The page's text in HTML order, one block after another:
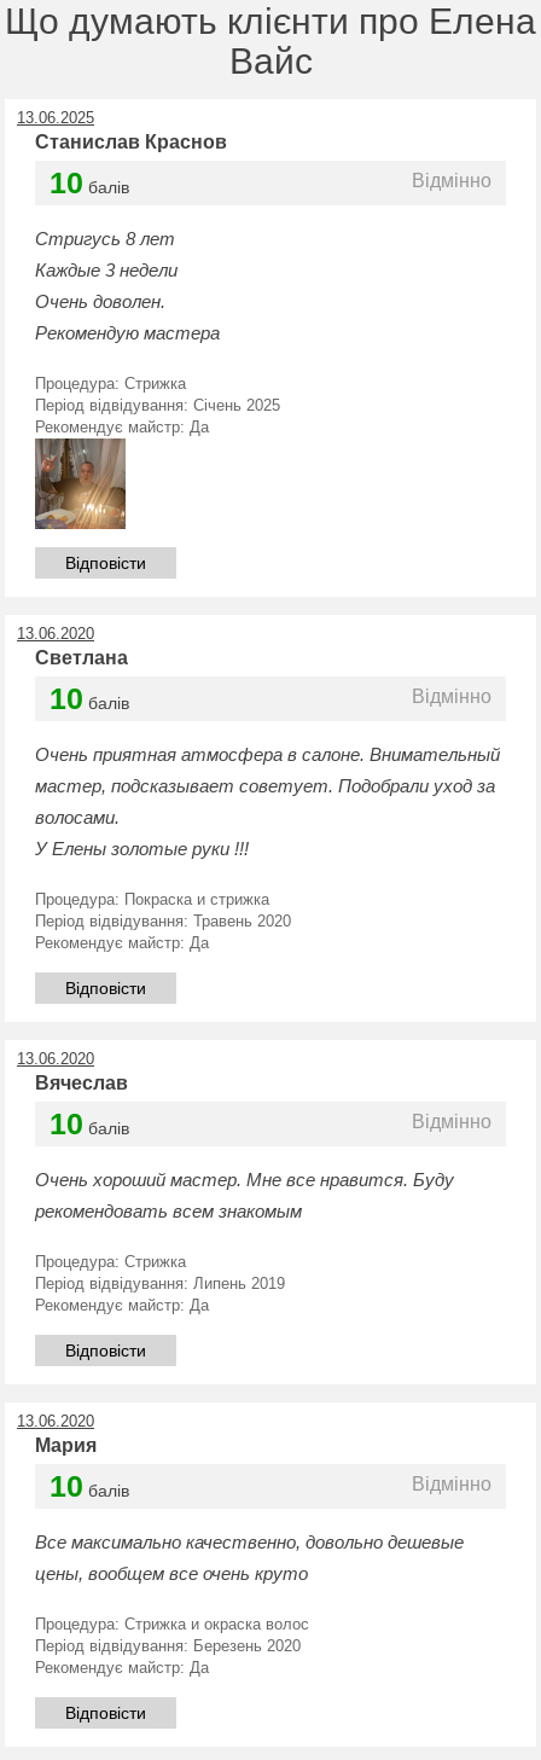
Що думають клієнти про Елена
Вайс
13.06.2025
Станислав Краснов
10 балів Відмінно
Стригусь 8 лет
Каждые 3 недели
Очень доволен.
Рекомендую мастера
Процедура: Стрижка
Період відвідування: Січень 2025
Рекомендує майстр: Да
Відповісти
13.06.2020
Светлана
10 балів Відмінно
Очень приятная атмосфера в салоне. Внимательный
мастер, подсказывает советует. Подобрали уход за
волосами.
У Елены золотые руки !!!
Процедура: Покраска и стрижка
Період відвідування: Травень 2020
Рекомендує майстр: Да
Відповісти
13.06.2020
Вячеслав
10 балів Відмінно
Очень хороший мастер. Мне все нравится. Буду
рекомендовать всем знакомым
Процедура: Стрижка
Період відвідування: Липень 2019
Рекомендує майстр: Да
Відповісти
13.06.2020
Мария
10 балів Відмінно
Все максимально качественно, довольно дешевые
цены, вообщем все очень круто
Процедура: Стрижка и окраска волос
Період відвідування: Березень 2020
Рекомендує майстр: Да
Відповісти